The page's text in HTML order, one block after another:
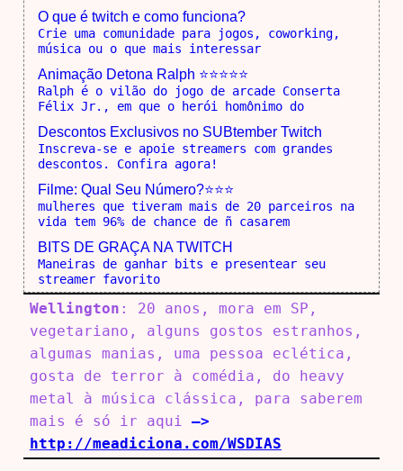
O que é twitch e como funciona?
Crie uma comunidade para jogos, coworking,
música ou o que mais interessar
Animação Detona Ralph ⭐⭐⭐⭐⭐
Ralph é o vilão do jogo de arcade Conserta
Félix Jr., em que o herói homônimo do
Descontos Exclusivos no SUBtember Twitch
Inscreva-se e apoie streamers com grandes
descontos. Confira agora!
Filme: Qual Seu Número?⭐⭐⭐
mulheres que tiveram mais de 20 parceiros na
vida tem 96% de chance de ñ casarem
BITS DE GRAÇA NA TWITCH
Maneiras de ganhar bits e presentear seu
streamer favorito
Wellington : 20 anos, mora em SP,
vegetariano, alguns gostos estranhos,
algumas manias, uma pessoa eclética,
gosta de terror à comédia, do heavy
metal à música clássica, para saberem
mais é só ir aqui –>
http://meadiciona.com/WSDIAS